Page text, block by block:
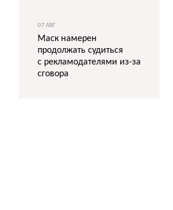
07 АВГ
Маск намерен
продолжать судиться
с рекламодателями из-за
сговора